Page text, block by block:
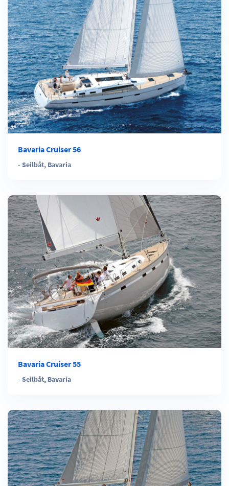
Bavaria Cruiser 56
- Seilbåt, Bavaria
Bavaria Cruiser 55
- Seilbåt, Bavaria